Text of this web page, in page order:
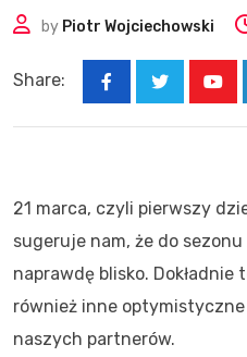
by Piotr Wojciechowski
Share:
21 marca, czyli pierwszy
sugeruje nam, że do
naprawdę blisko. Dokładnie
również inne
naszych partnerów.